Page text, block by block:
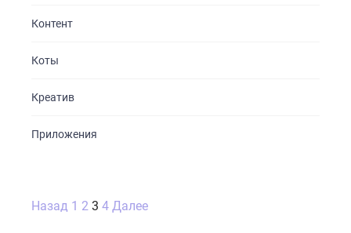
Контент
Коты
Креатив
Приложения
Пагинация
Назад 1 2 3 4 Далее